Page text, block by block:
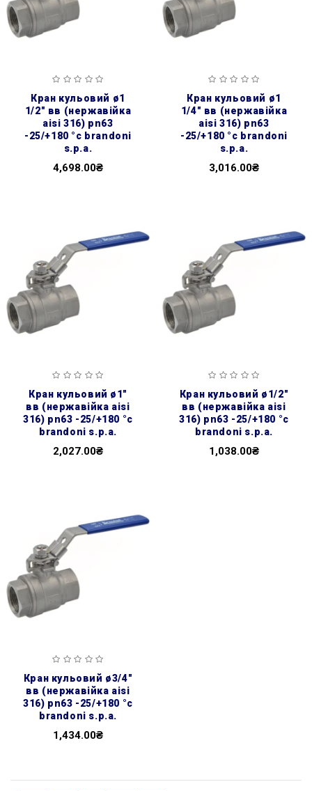
кран кульовий ø1
1/2″ вв (нержавійка
aisi 316) pn63
-25/+180 °c brandoni
s.p.a.
4,698.00₴
кран кульовий ø1
1/4″ вв (нержавійка
aisi 316) pn63
-25/+180 °c brandoni
s.p.a.
3,016.00₴
кран кульовий ø1″
вв (нержавійка aisi
316) pn63 -25/+180 °c
brandoni s.p.a.
2,027.00₴
кран кульовий ø1/2″
вв (нержавійка aisi
316) pn63 -25/+180 °c
brandoni s.p.a.
1,038.00₴
кран кульовий ø3/4″
вв (нержавійка aisi
316) pn63 -25/+180 °c
brandoni s.p.a.
1,434.00₴